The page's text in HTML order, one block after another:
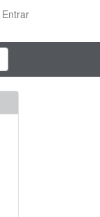
Entrar